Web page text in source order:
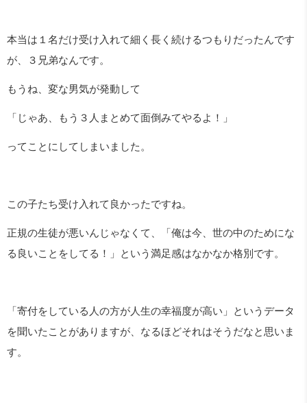
本当は１名だけ受け入れて細く長く続けるつもりだったんです
が、３兄弟なんです。
もうね、変な男気が発動して
「じゃあ、もう３人まとめて面倒みてやるよ！」
ってことにしてしまいました。
この子たち受け入れて良かったですね。
正規の生徒が悪いんじゃなくて、「俺は今、世の中のためにな
る良いことをしてる！」という満足感はなかなか格別です。
「寄付をしている人の方が人生の幸福度が高い」というデータ
を聞いたことがありますが、なるほどそれはそうだなと思いま
す。